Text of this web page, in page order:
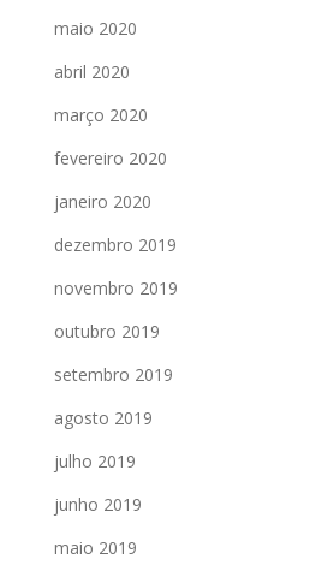
maio 2020
abril 2020
março 2020
fevereiro 2020
janeiro 2020
dezembro 2019
novembro 2019
outubro 2019
setembro 2019
agosto 2019
julho 2019
junho 2019
maio 2019